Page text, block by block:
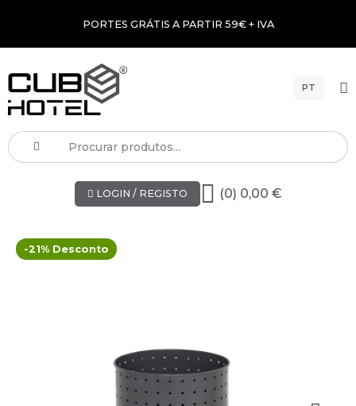
PORTES GRÁTIS A PARTIR 59€ + IVA
PT
LOGIN / REGISTO (0) 0,00 €
-21% Desconto